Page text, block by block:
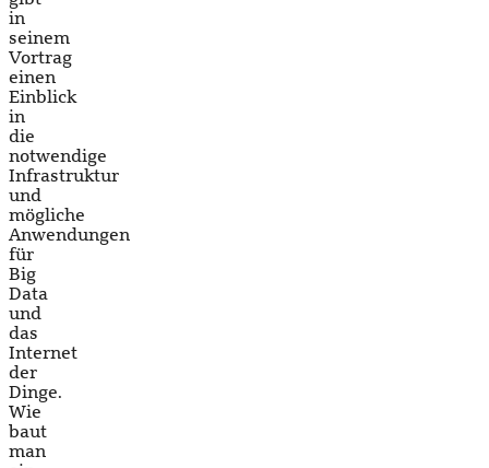
in
seinem
Vortrag
einen
Einblick
in
die
notwendige
Infrastruktur
und
mögliche
Anwendungen
für
Big
Data
und
das
Internet
der
Dinge.
Wie
baut
man